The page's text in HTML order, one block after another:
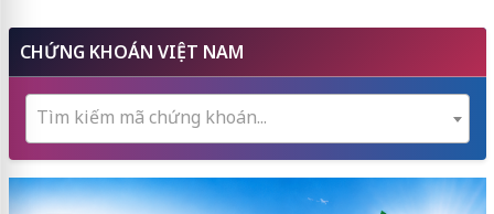
CHỨNG KHOÁN VIỆT NAM
Tìm kiếm mã chứng khoán...